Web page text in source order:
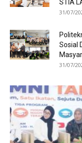
STIA
31/07/
Sosial
31/07/